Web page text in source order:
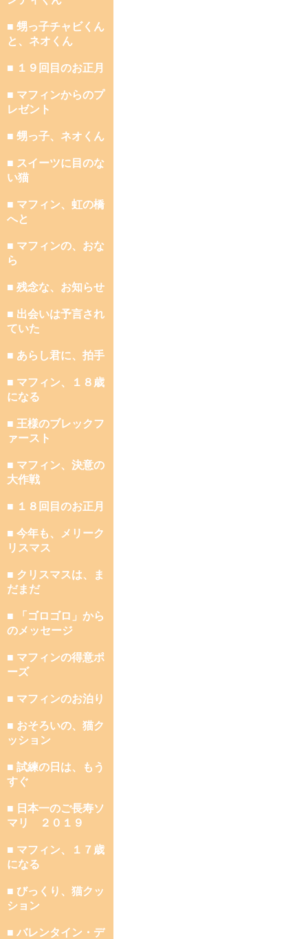
■ 甥っ子チャビくん
と、ネオくん
■ １９回目のお正月
■ マフィンからのプ
レゼント
■ 甥っ子、ネオくん
■ スイーツに目のな
い猫
■ マフィン、虹の橋
へと
■ マフィンの、おな
ら
■ 残念な、お知らせ
■ 出会いは予言され
ていた
■ あらし君に、拍手
■ マフィン、１８歳
になる
■ 王様のブレックフ
ァースト
■ マフィン、決意の
大作戦
■ １８回目のお正月
■ 今年も、メリーク
リスマス
■ クリスマスは、ま
だまだ
■ 「ゴロゴロ」から
のメッセージ
■ マフィンの得意ポ
ーズ
■ マフィンのお泊り
■ おそろいの、猫ク
ッション
■ 試練の日は、もう
すぐ
■ 日本一のご長寿ソ
マリ ２０１９
■ マフィン、１７歳
になる
■ びっくり、猫クッ
ション
■ バレンタイン・デ